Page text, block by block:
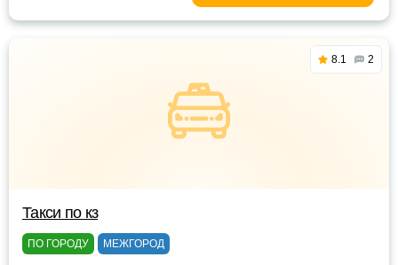
8.1 2
Такси по кз
ПО ГОРОДУ МЕЖГОРОД